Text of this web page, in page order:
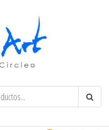
Trayendo felicidad y locura al mundo